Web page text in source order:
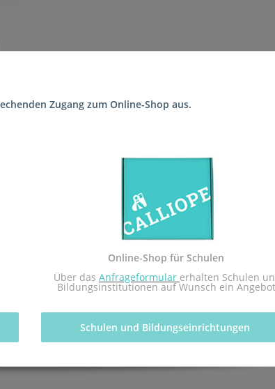
lässt sich das Calliope mini
4 Servomotoren und 2 Motoren.
hier.
Zugang zum Online-Shop aus.
Online-Shop für Schulen
Über das Anfrageformular erhalten Schulen
Bildungsinstitutionen auf Wunsch ein
Schulen und Bildungseinrichtungen